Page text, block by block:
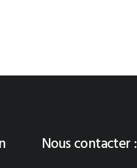
Nous contacter :